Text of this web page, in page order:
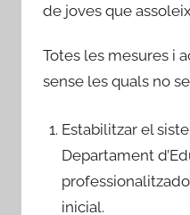
de joves que
Totes les mesures i
sense les quals no
Estabilitzar el
Departament
inicial.